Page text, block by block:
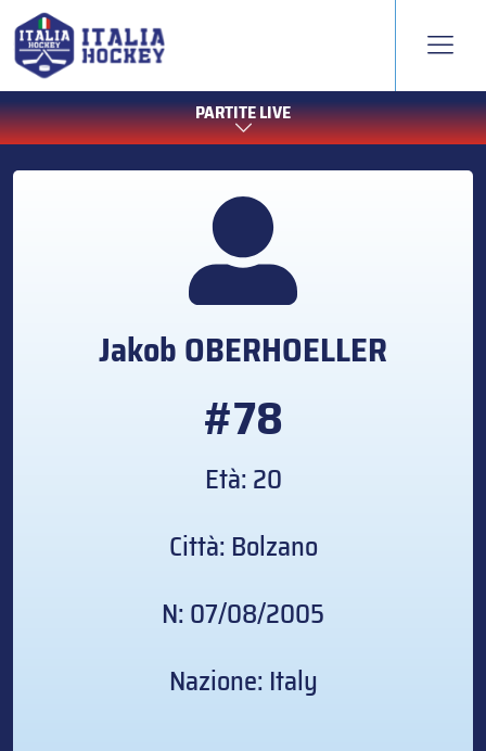
PARTITE LIVE
JakobOBERHOELLER
#78
Età: 20
Città: Bolzano
N: 07/08/2005
Nazione: Italy